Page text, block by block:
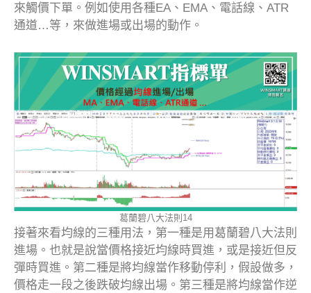
來觸價下單。例如使用各種EA、EMA、電話線、ATR
通道…等，來做進場或出場的動作。
葛蘭碧八大法則14
接著來看均線的三種用法，第一種是用葛蘭碧八大法則
進場。也就是說當價格接近均線時買進，或是接近但反
彈時買進。第二種是將均線當作移動停利，假設做多，
價格走一段之後跌破均線出場。第三種是將均線當作逆